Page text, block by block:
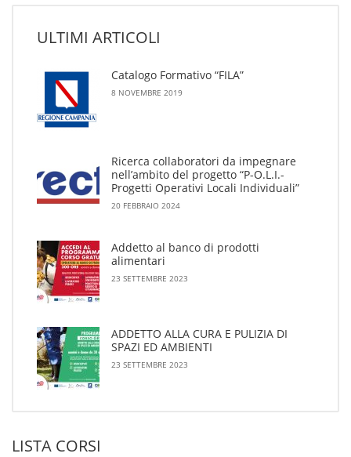
ULTIMI ARTICOLI
Catalogo Formativo “FILA”
8 NOVEMBRE 2019
Ricerca collaboratori da impegnare
nell’ambito del progetto “P-O.L.I.-
Progetti Operativi Locali Individuali”
20 FEBBRAIO 2024
Addetto al banco di prodotti
alimentari
23 SETTEMBRE 2023
ADDETTO ALLA CURA E PULIZIA DI
SPAZI ED AMBIENTI
23 SETTEMBRE 2023
LISTA CORSI